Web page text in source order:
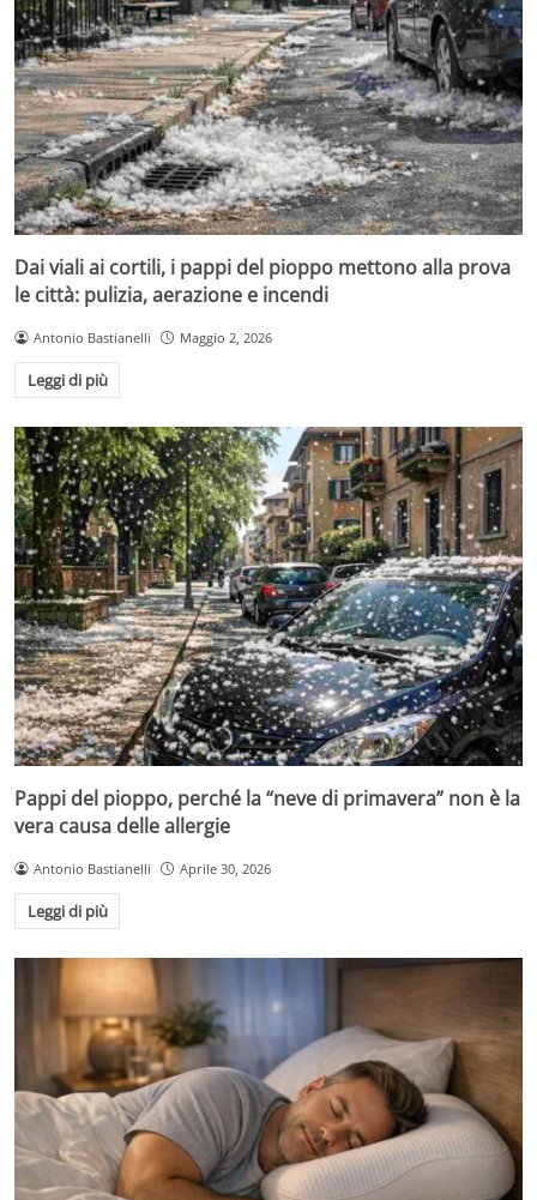
Dai viali ai cortili, i pappi del pioppo mettono alla prova
le città: pulizia, aerazione e incendi
Antonio Bastianelli Maggio 2, 2026
Leggi di più
Pappi del pioppo, perché la “neve di primavera” non è la
vera causa delle allergie
Antonio Bastianelli Aprile 30, 2026
Leggi di più